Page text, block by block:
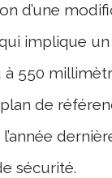
d’une
implique
à 550
de
sécurité.